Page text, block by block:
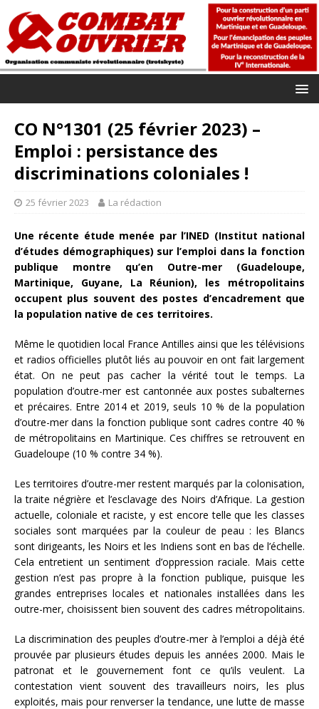
CO N°1301 (25 février 2023) –
Emploi : persistance des
discriminations coloniales !
25 février 2023 La rédaction
Une récente étude menée par l’INED (Institut national
d’études démographiques) sur l’emploi dans la fonction
publique montre qu’en Outre-mer (Guadeloupe,
Martinique, Guyane, La Réunion), les métropolitains
occupent plus souvent des postes d’encadrement que
la population native de ces territoires.
Même le quotidien local France Antilles ainsi que les télévisions
et radios officielles plutôt liés au pouvoir en ont fait largement
état. On ne peut pas cacher la vérité tout le temps. La
population d’outre-mer est cantonnée aux postes subalternes
et précaires. Entre 2014 et 2019, seuls 10 % de la population
d’outre-mer dans la fonction publique sont cadres contre 40 %
de métropolitains en Martinique. Ces chiffres se retrouvent en
Guadeloupe (10 % contre 34 %).
Les territoires d’outre-mer restent marqués par la colonisation,
la traite négrière et l’esclavage des Noirs d’Afrique. La gestion
actuelle, coloniale et raciste, y est encore telle que les classes
sociales sont marquées par la couleur de peau : les Blancs
sont dirigeants, les Noirs et les Indiens sont en bas de l’échelle.
Cela entretient un sentiment d’oppression raciale. Mais cette
gestion n’est pas propre à la fonction publique, puisque les
grandes entreprises locales et nationales installées dans les
outre-mer, choisissent bien souvent des cadres métropolitains.
La discrimination des peuples d’outre-mer à l’emploi a déjà été
prouvée par plusieurs études depuis les années 2000. Mais le
patronat et le gouvernement font ce qu’ils veulent. La
contestation vient souvent des travailleurs noirs, les plus
exploités, mais pour renverser la tendance, une lutte de masse